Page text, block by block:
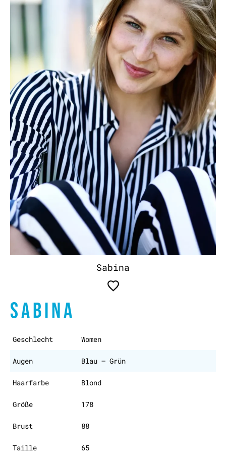
Sabina
SABINA
Geschlecht Women
Augen Blau – Grün
Haarfarbe Blond
Größe 178
Brust 88
Taille 65